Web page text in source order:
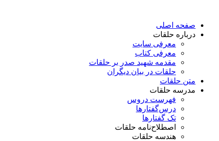
محتوا
صفحه اصلی
درباره حلقات
معرفی سایت
معرفی کتاب
مقدمه شهید صدر بر حلقات
حلقات در بیان دیگران
متن حلقات
مدرسه حلقات
فهرست دروس
درس‌گفتار‌ها
تک گفتارها
اصطلاح‌نامه حلقات
هندسه حلقات